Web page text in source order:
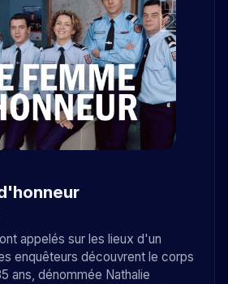
appelés sur les lieux d'un
enquêteurs découvrent le corps
ans, dénommée Nathalie